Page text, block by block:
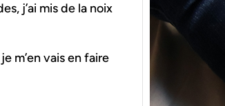
j’ai mis de la noix
m’en vais en faire